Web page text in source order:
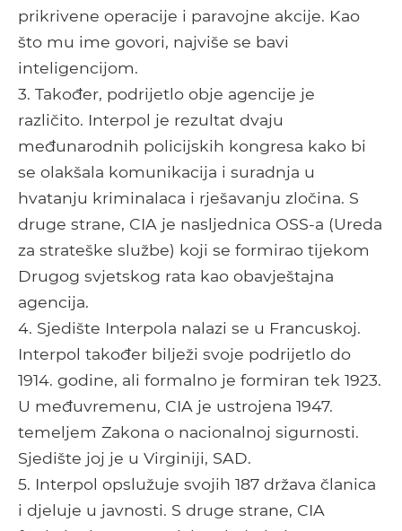
prikrivene operacije i paravojne akcije. Kao
što mu ime govori, najviše se bavi
inteligencijom.
3. Također, podrijetlo obje agencije je
različito. Interpol je rezultat dvaju
međunarodnih policijskih kongresa kako bi
se olakšala komunikacija i suradnja u
hvatanju kriminalaca i rješavanju zločina. S
druge strane, CIA je nasljednica OSS-a (Ureda
za strateške službe) koji se formirao tijekom
Drugog svjetskog rata kao obavještajna
agencija.
4. Sjedište Interpola nalazi se u Francuskoj.
Interpol također bilježi svoje podrijetlo do
1914. godine, ali formalno je formiran tek 1923.
U međuvremenu, CIA je ustrojena 1947.
temeljem Zakona o nacionalnoj sigurnosti.
Sjedište joj je u Virginiji, SAD.
5. Interpol opslužuje svojih 187 država članica
i djeluje u javnosti. S druge strane, CIA